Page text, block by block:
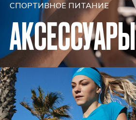
СПОРТИВНОЕ ПИТАНИЕ
АКСЕССУАРЫ